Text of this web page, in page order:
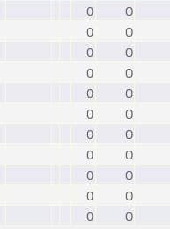
0
0
0
0
0
0
0
0
0
0
0
0
0
0
0
0
0
0
0
0
0 0